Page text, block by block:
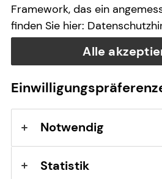
Framework, das ein
finden Sie hier:
Alle
Notwendig
Statistik